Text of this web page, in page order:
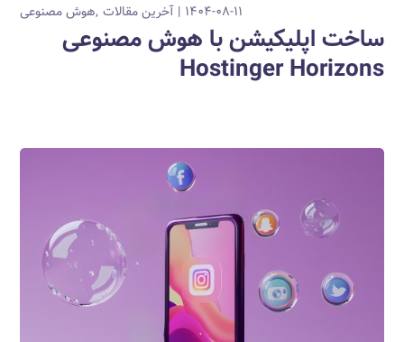
۱۴۰۴-۰۸-۱۱ آخرین مقالات هوش مصنوعی
ساخت اپلیکیشن با هوش مصنوعی
Hostinger Horizons